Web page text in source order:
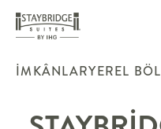
İMKÂNLARYEREL